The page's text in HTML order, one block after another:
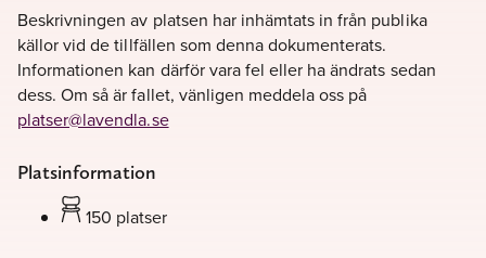
Beskrivningen av platsen har inhämtats in från publika
källor vid de tillfällen som denna dokumenterats.
Informationen kan därför vara fel eller ha ändrats sedan
dess. Om så är fallet, vänligen meddela oss på
platser@lavendla.se
Platsinformation
150 platser